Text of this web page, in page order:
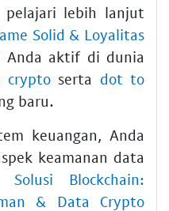
pelajari lebih lanjut
Solid & Loyalitas
Anda aktif di dunia
cryptoserta dot to
baru.
keuangan, Anda
keamanan data
Solusi Blockchain:
& Data Crypto